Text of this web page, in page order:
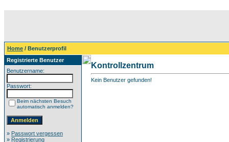
Home / Benutzerprofil
Registrierte Benutzer
Benutzername:
Passwort:
Beim nächsten Besuch
automatisch anmelden?
» Passwort vergessen
» Registrierung
Kontrollzentrum
Kein Benutzer gefunden!